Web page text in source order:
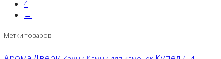
4
→
Метки товаров